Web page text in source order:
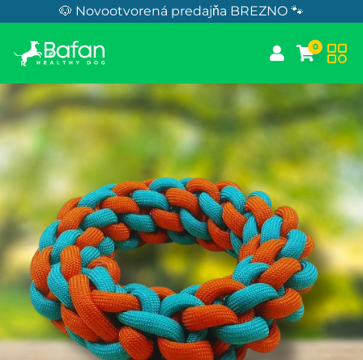
Skip to Content🐶 Novootvorená predajňa BREZNO 🐾
0